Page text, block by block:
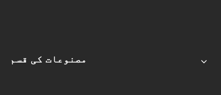
مصنوعات کی قسم